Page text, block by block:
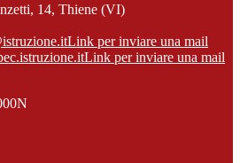
14, Thiene (VI)
Link per inviare una mail
Link per inviare una mail